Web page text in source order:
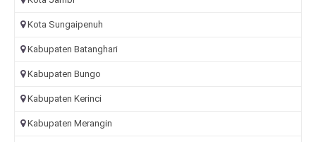
Kota Sungaipenuh
Kabupaten Batanghari
Kabupaten Bungo
Kabupaten Kerinci
Kabupaten Merangin